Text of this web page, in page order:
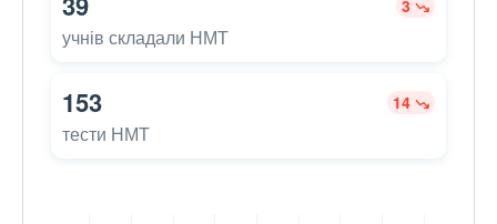
3
учнів складали НМТ
153 14
тести НМТ